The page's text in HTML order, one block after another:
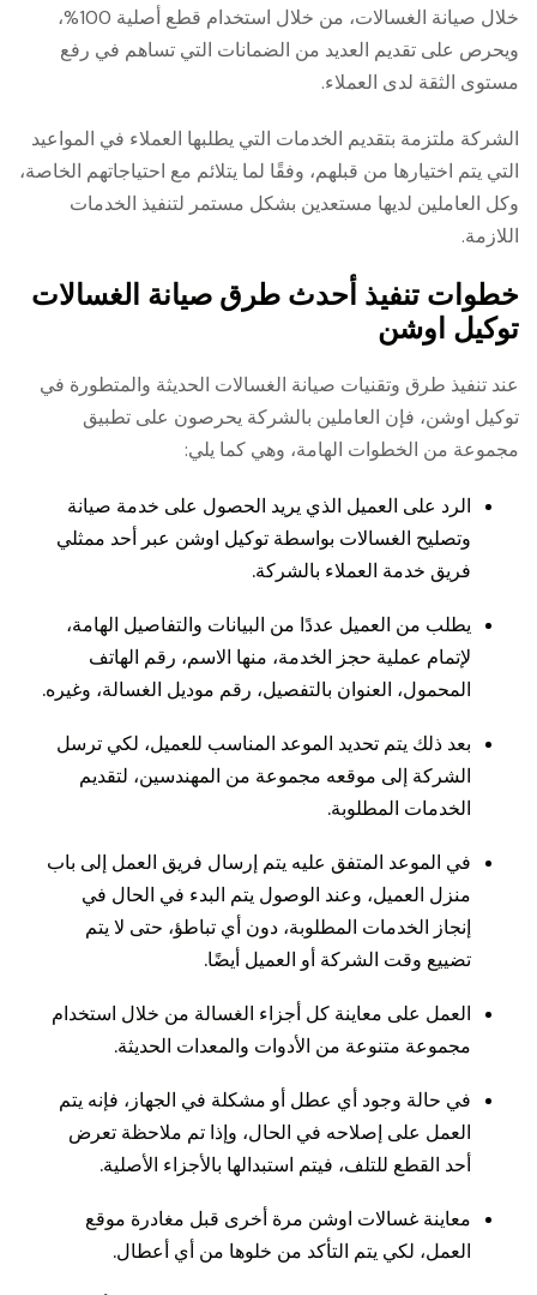
خلال صيانة الغسالات، من خلال استخدام قطع أصلية 100%،
ويحرص على تقديم العديد من الضمانات التي تساهم في رفع
مستوى الثقة لدى العملاء.
الشركة ملتزمة بتقديم الخدمات التي يطلبها العملاء في المواعيد
التي يتم اختيارها من قبلهم، وفقًا لما يتلائم مع احتياجاتهم الخاصة،
وكل العاملين لديها مستعدين بشكل مستمر لتنفيذ الخدمات
اللازمة.
خطوات تنفيذ أحدث طرق صيانة الغسالات
توكيل اوشن
عند تنفيذ طرق وتقنيات صيانة الغسالات الحديثة والمتطورة في
توكيل اوشن، فإن العاملين بالشركة يحرصون على تطبيق
مجموعة من الخطوات الهامة، وهي كما يلي:
الرد على العميل الذي يريد الحصول على خدمة صيانة
وتصليح الغسالات بواسطة توكيل اوشن عبر أحد ممثلي
فريق خدمة العملاء بالشركة.
يطلب من العميل عددًا من البيانات والتفاصيل الهامة،
لإتمام عملية حجز الخدمة، منها الاسم، رقم الهاتف
المحمول، العنوان بالتفصيل، رقم موديل الغسالة، وغيره.
بعد ذلك يتم تحديد الموعد المناسب للعميل، لكي ترسل
الشركة إلى موقعه مجموعة من المهندسين، لتقديم
الخدمات المطلوبة.
في الموعد المتفق عليه يتم إرسال فريق العمل إلى باب
منزل العميل، وعند الوصول يتم البدء في الحال في
إنجاز الخدمات المطلوبة، دون أي تباطؤ، حتى لا يتم
تضييع وقت الشركة أو العميل أيضًا.
العمل على معاينة كل أجزاء الغسالة من خلال استخدام
مجموعة متنوعة من الأدوات والمعدات الحديثة.
في حالة وجود أي عطل أو مشكلة في الجهاز، فإنه يتم
العمل على إصلاحه في الحال، وإذا تم ملاحظة تعرض
أحد القطع للتلف، فيتم استبدالها بالأجزاء الأصلية.
معاينة غسالات اوشن مرة أخرى قبل مغادرة موقع
العمل، لكي يتم التأكد من خلوها من أي أعطال.